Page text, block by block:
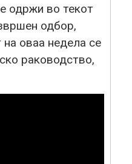
одржи во текот
одбор,
на оваа недела се
раководство,